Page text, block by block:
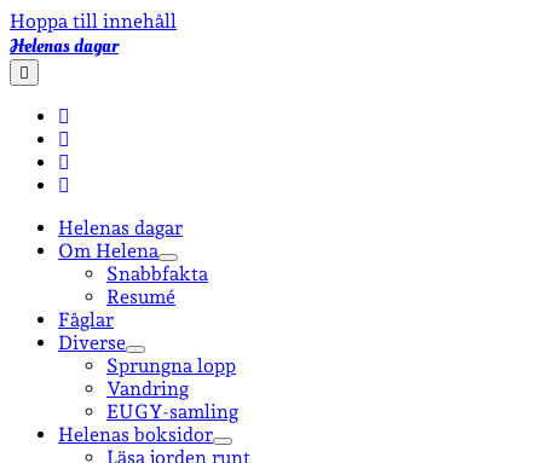
Hoppa till innehåll
Helenas dagar
öppna
primär
meny
Helenas dagar
Om Helena
öppna
undermeny
Snabbfakta
Resumé
Fåglar
Diverse
öppna
undermeny
Sprungna lopp
Vandring
EUGY-samling
Helenas boksidor
öppna
Läsa jorden runt